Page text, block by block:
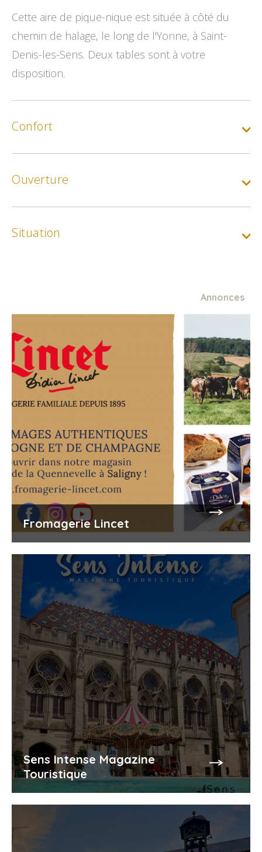
Cette aire de pique-nique est située à côté du
chemin de halage, le long de l'Yonne, à Saint-
Denis-les-Sens. Deux tables sont à votre
disposition.
Confort
Ouverture
Situation
Annonces
Fromagerie Lincet
Sens Intense Magazine
Touristique